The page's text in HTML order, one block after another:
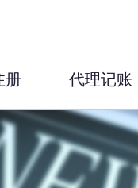
册 代理记账